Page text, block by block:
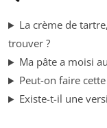
La crème de
trouver ?
Ma pâte a moisi
Peut-on faire
Existe-t-il une